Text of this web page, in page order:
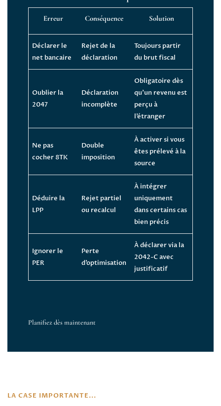
Erreur Conséquence Solution
Déclarer le
net bancaire
Rejet de la
déclaration
Toujours partir
du brut fiscal
Oublier la
2047
Déclaration
incomplète
Obligatoire dès
qu’un revenu est
perçu à
l’étranger
Ne pas
cocher 8TK
Double
imposition
À activer si vous
êtes prélevé à la
source
Déduire la
LPP
Rejet partiel
ou recalcul
À intégrer
uniquement
dans certains cas
bien précis
Ignorer le
PER
Perte
d’optimisation
À déclarer via la
2042-C avec
justificatif
Planifiez dès maintenant
LA CASE IMPORTANTE...